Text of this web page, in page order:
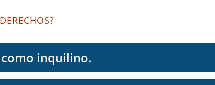
como inquilino.